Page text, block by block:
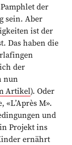
der
sein. Aber
ist der
Das haben die
der
nun
Artikel). Oder
M».
und
Projekt ins
ernährt